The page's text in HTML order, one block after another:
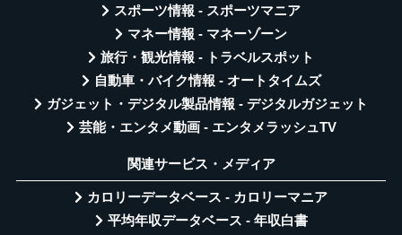
スポーツ情報 - スポーツマニア
マネー情報 - マネーゾーン
旅行・観光情報 - トラベルスポット
自動車・バイク情報 - オートタイムズ
ガジェット・デジタル製品情報 - デジタルガジェット
芸能・エンタメ動画 - エンタメラッシュTV
関連サービス・メディア
カロリーデータベース - カロリーマニア
平均年収データベース - 年収白書